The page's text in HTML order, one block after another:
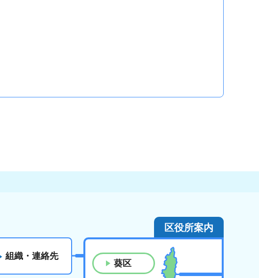
組織・連絡先
区役所案内
葵区